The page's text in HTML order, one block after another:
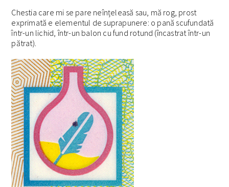
Chestia care mi se pare neînțeleasă sau, mă rog, prost
exprimată e elementul de suprapunere: o pană scufundată
într-un lichid, într-un balon cu fund rotund (încastrat într-un
pătrat).